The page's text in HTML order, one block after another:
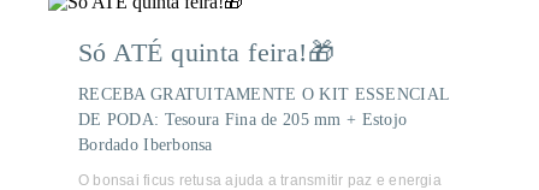
Só ATÉ quinta feira!🎁
RECEBA GRATUITAMENTE O KIT ESSENCIAL
DE PODA: Tesoura Fina de 205 mm + Estojo
Bordado Iberbonsa
O bonsai ficus retusa ajuda a transmitir paz e energia